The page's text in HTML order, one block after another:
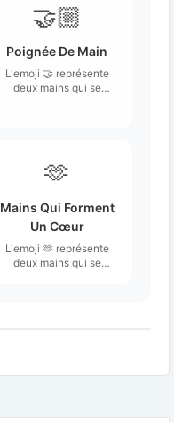
🤝🏼
Poignée De Main
L'emoji 🤝 représente
deux mains qui se
🫶
Mains Qui Forment
Un Cœur
L'emoji 🫶 représente
deux mains qui se